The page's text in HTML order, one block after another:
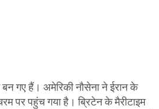
बन गए हैं। अमेरिकी नौसेना ने ईरान के
पर पहुंच गया है। ब्रिटेन के मैरीटाइम